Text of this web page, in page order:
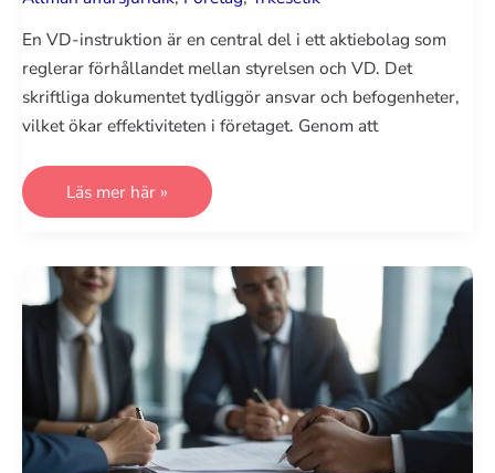
En VD-instruktion är en central del i ett aktiebolag som
reglerar förhållandet mellan styrelsen och VD. Det
skriftliga dokumentet tydliggör ansvar och befogenheter,
vilket ökar effektiviteten i företaget. Genom att
VD-
Effektiv
Företagsledare
Läs mer här »